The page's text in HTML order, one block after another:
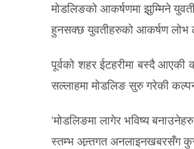
मोडलिङको आकर्षणमा झुम्मिने
हुनसक्छ युवतीहरुको आकर्षण लोभ
पूर्वको शहर ईटहरीमा बस्दै आएकी
सल्लाहमा मोडलिङ सुरु गरेकी
‘मोडलिङमा लागेर भविष्य
स्तम्भ अन्र्तगत अनलाइनखबरसँग